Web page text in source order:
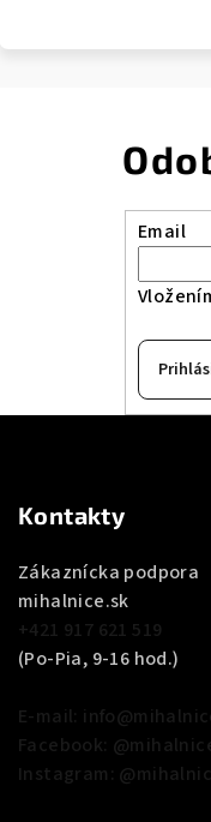
Email
Kontakty
Zákaznícka podpora
mihalnice.sk
+421 917 621 519
(Po-Pia, 9-16 hod.)
E-mail:
Facebook:
Instagram: